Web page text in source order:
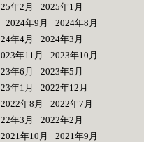
年2月
2025年1月
2024年9月
2024年8月
年4月
2024年3月
年11月
2023年10月
年6月
2023年5月
年1月
2022年12月
2022年8月
2022年7月
年3月
2022年2月
2021年10月
2021年9月